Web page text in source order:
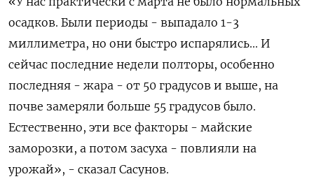
осадков. Были периоды - выпадало 1-3
миллиметра, но они быстро испарялись... И
сейчас последние недели полторы, особенно
последняя - жара - от 50 градусов и выше, на
почве замеряли больше 55 градусов было.
Естественно, эти все факторы - майские
заморозки, а потом засуха - повлияли на
урожай», - сказал Сасунов.